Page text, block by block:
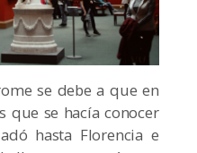
se debe a que en
que se hacía conocer
hasta Florencia e